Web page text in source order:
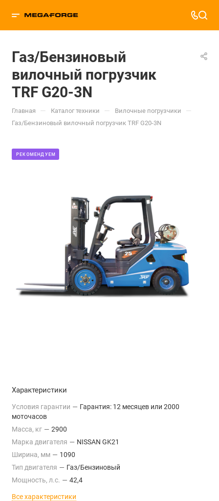
Газ/Бензиновый
вилочный погрузчик
TRF G20-3N
Главная — Каталог техники — Вилочные погрузчики —
Газ/Бензиновый вилочный погрузчик TRF G20-3N
РЕКОМЕНДУЕМ
Характеристики
Условия гарантии — Гарантия: 12 месяцев или 2000
моточасов
Масса, кг — 2900
Марка двигателя — NISSAN GK21
Ширина, мм — 1090
Тип двигателя — Газ/Бензиновый
Мощность, л.с. — 42,4
Все характеристики